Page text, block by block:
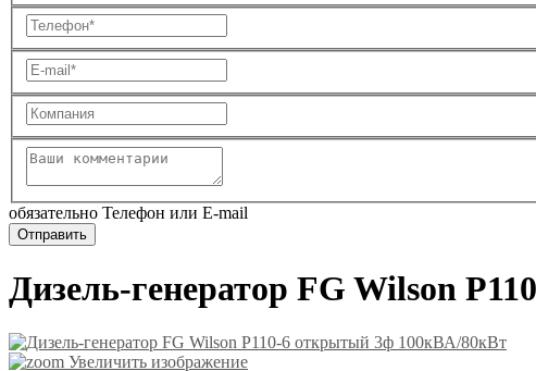
обязательно Телефон или E-mail
Дизель-генератор FG Wilson
Увеличить изображение